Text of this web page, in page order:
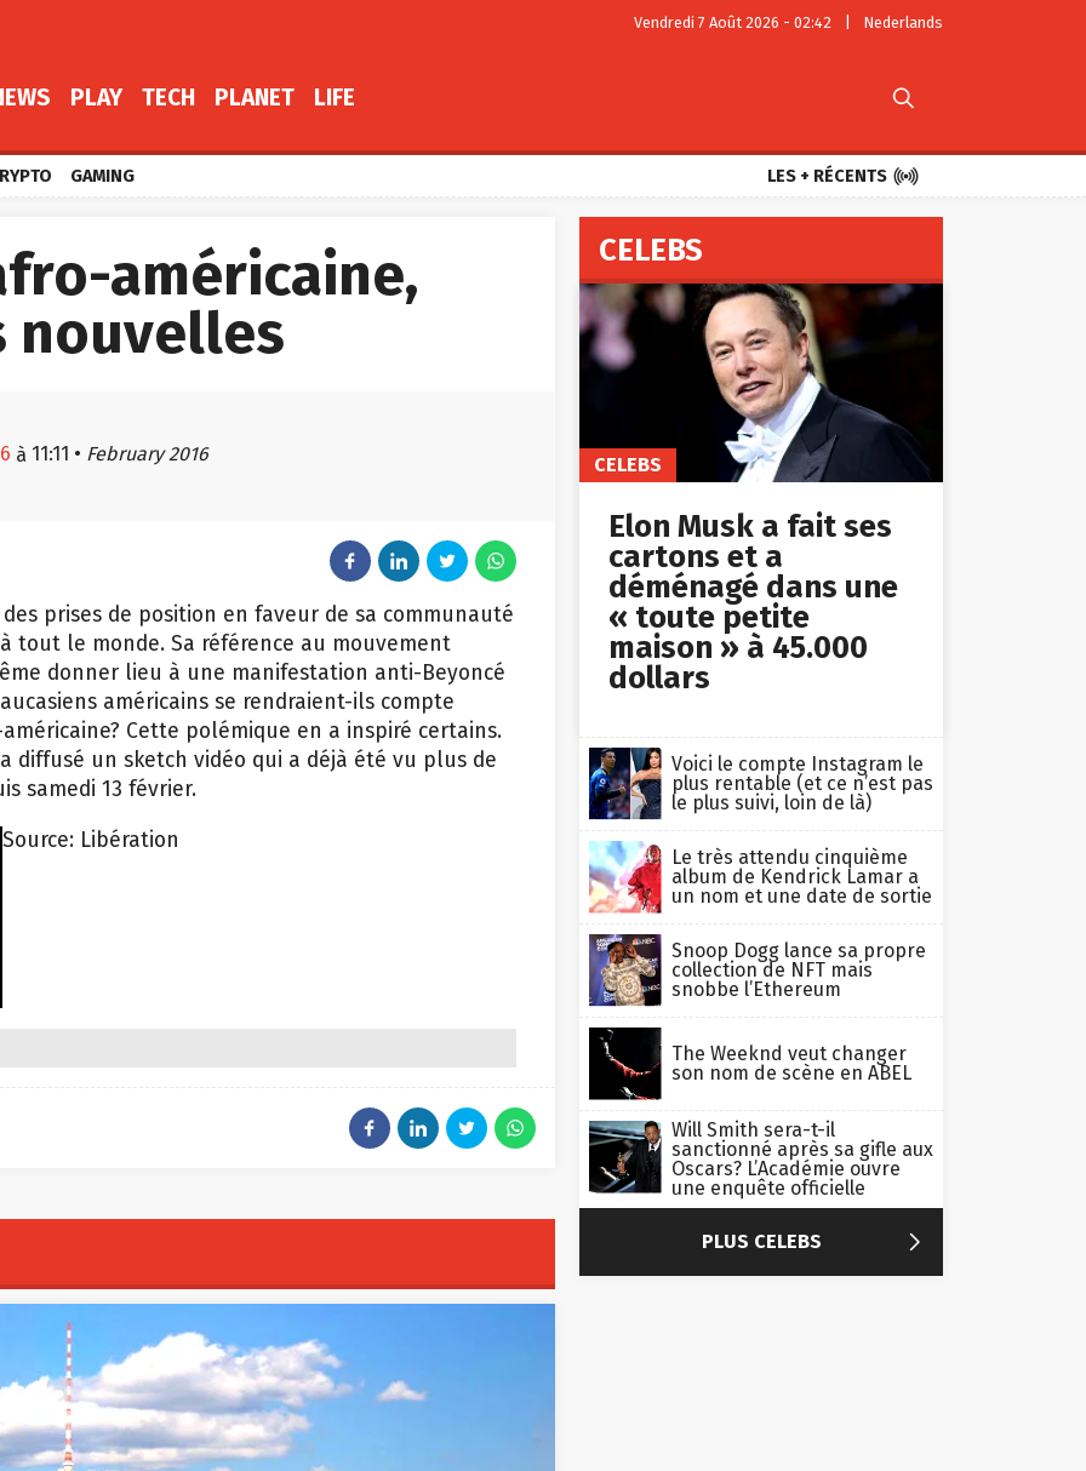
Vendredi 7 Août 2026 - 02:42 Nederlands
PLAY TECH PLANET LIFE 
GAMING LES + RÉCENTS 
américaine,
nouvelles
à 11:11 • February 2016
prises de position en faveur de sa communauté
tout le monde. Sa référence au mouvement
donner lieu à une manifestation anti-Beyoncé
américains se rendraient-ils compte
Cette polémique en a inspiré certains.
diffusé un sketch vidéo qui a déjà été vu plus de
samedi 13 février.
Source: Libération
CELEBS
CELEBS
Elon Musk a fait ses
cartons et a
déménagé dans une
« toute petite
maison » à 45.000
dollars
Voici le compte Instagram le
plus rentable (et ce n’est pas
le plus suivi, loin de là)
Le très attendu cinquième
album de Kendrick Lamar a
un nom et une date de sortie
Snoop Dogg lance sa propre
collection de NFT mais
snobbe l’Ethereum
The Weeknd veut changer
son nom de scène en ABEL
Will Smith sera-t-il
sanctionné après sa gifle aux
Oscars? L’Académie ouvre
une enquête officielle
PLUS CELEBS 